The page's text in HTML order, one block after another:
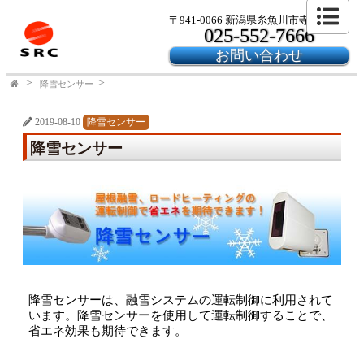
〒941-0066 新潟県糸魚川市寺島2-24-6
025-552-7666
お問い合わせ
降雪センサー
2019-08-10 降雪センサー
降雪センサー
降雪センサーは、融雪システムの運転制御に利用されて
います。降雪センサーを使用して運転制御することで、
省エネ効果も期待できます。